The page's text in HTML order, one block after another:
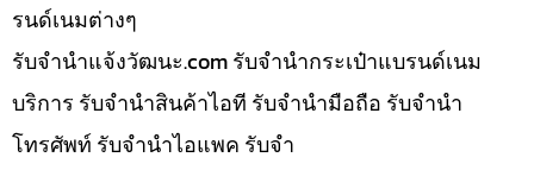
รนด์เนมต่างๆ
รับจํานําแจ้งวัฒนะ.com รับจำนำกระเป๋าแบรนด์เนม
บริการ รับจำนำสินค้าไอที รับจำนำมือถือ รับจำนำ
โทรศัพท์ รับจำนำไอแพค รับจำ